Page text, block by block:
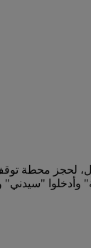
لحجز محطة
وأدخلوا